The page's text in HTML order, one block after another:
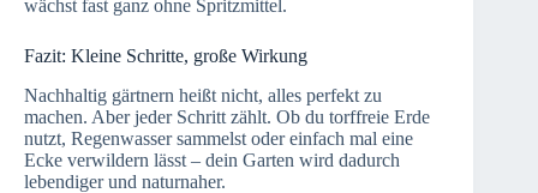
wächst fast ganz ohne Spritzmittel.
Fazit: Kleine Schritte, große Wirkung
Nachhaltig gärtnern heißt nicht, alles perfekt zu
machen. Aber jeder Schritt zählt. Ob du torffreie Erde
nutzt, Regenwasser sammelst oder einfach mal eine
Ecke verwildern lässt – dein Garten wird dadurch
lebendiger und naturnaher.